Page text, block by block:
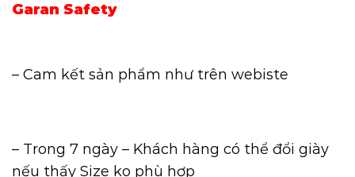
Garan Safety
– Cam kết sản phẩm như trên webiste
– Trong 7 ngày – Khách hàng có thể đổi giày
nếu thấy Size ko phù hợp